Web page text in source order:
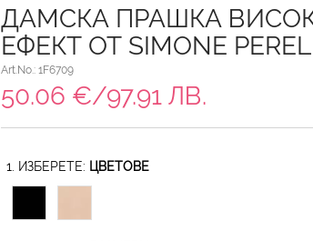
ДАМСКА ПРАШКА
ЕФЕКТ ОТ SIMONE
Art.No.: 1F6709
50.06 €/97.91 ЛВ.
1. ИЗБЕРЕТЕ: ЦВЕТОВЕ